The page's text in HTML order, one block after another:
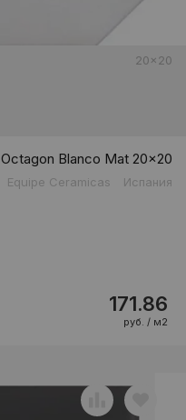
20x20
Octagon Blanco Mat 20x20
Equipe Ceramicas Испания
171.86
руб. / м2